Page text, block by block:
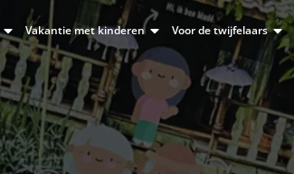
Vakantie met kinderen Voor de twijfelaars